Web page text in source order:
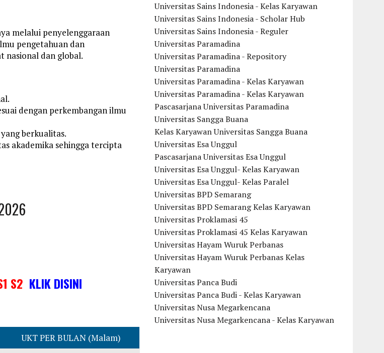
melalui penyelenggaraan
pengetahuan dan
nasional dan global.
dengan perkembangan ilmu
berkualitas.
akademika sehingga tercipta
S2 KLIK DISINI
UKT PER BULAN (Malam)
Universitas Sains Indonesia - Kelas Karyawan
Universitas Sains Indonesia - Scholar Hub
Universitas Sains Indonesia - Reguler
Universitas Paramadina
Universitas Paramadina - Repository
Universitas Paramadina
Universitas Paramadina - Kelas Karyawan
Universitas Paramadina - Kelas Karyawan
Pascasarjana Universitas Paramadina
Universitas Sangga Buana
Kelas Karyawan Universitas Sangga Buana
Universitas Esa Unggul
Pascasarjana Universitas Esa Unggul
Universitas Esa Unggul- Kelas Karyawan
Universitas Esa Unggul- Kelas Paralel
Universitas BPD Semarang
Universitas BPD Semarang Kelas Karyawan
Universitas Proklamasi 45
Universitas Proklamasi 45 Kelas Karyawan
Universitas Hayam Wuruk Perbanas
Universitas Hayam Wuruk Perbanas Kelas
Karyawan
Universitas Panca Budi
Universitas Panca Budi - Kelas Karyawan
Universitas Nusa Megarkencana
Universitas Nusa Megarkencana - Kelas Karyawan